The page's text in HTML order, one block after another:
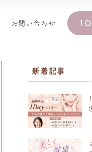
お問い合わせ
新着記事